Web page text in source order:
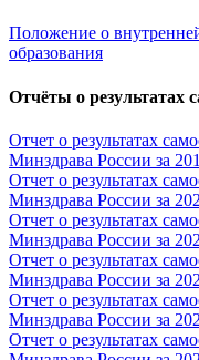
Положение о
образования
Отчёты о результатах
Отчет о результатах
Минздрава России за
Отчет о результатах
Минздрава России за
Отчет о результатах
Минздрава России за
Отчет о результатах
Минздрава России за
Отчет о результатах
Минздрава России за
Отчет о результатах